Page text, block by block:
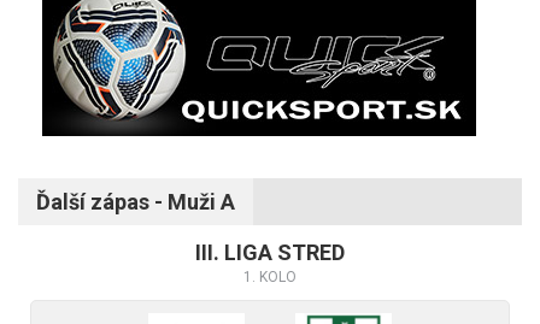
Ďalší zápas - Muži A
III. LIGA STRED
1. KOLO